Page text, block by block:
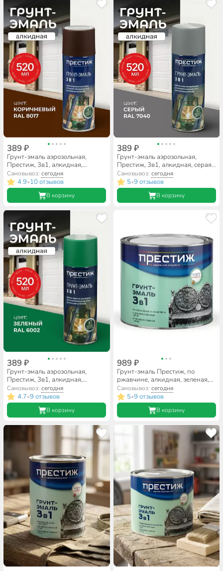
389 ₽
Грунт-эмаль аэрозольная,
Престиж, 3в1, алкидная,
коричневая, RAL 8017, 520 мл
Самовывоз:сегодня
4.9•10 отзывов
В корзину
389 ₽
Грунт-эмаль аэрозольная,
Престиж, 3в1, алкидная, серая,
RAL 7040, 520 мл, 0.425 кг
Самовывоз: сегодня
5•9 отзывов
В корзину
389 ₽
Грунт-эмаль аэрозольная,
Престиж, 3в1, алкидная,
зеленая, RAL 6002, 520 мл
Самовывоз:сегодня
4.7•9 отзывов
В корзину
989 ₽
Грунт-эмаль Престиж, по
ржавчине, алкидная, зеленая,
1.9 кг
Самовывоз: сегодня
5•9 отзывов
В корзину